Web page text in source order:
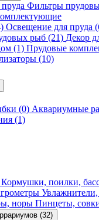
Фильтры
Освещение для пруда
рыб (21) Декор
(1) Прудовые
(10)
(0) Аквариумные
(1)
Кормушки, поилки,
норы Пинцеты,
(32)